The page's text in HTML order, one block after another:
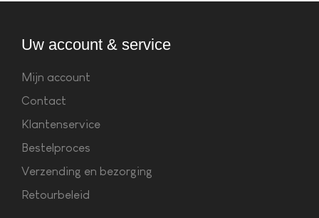
Uw account & service
Mijn account
Contact
Klantenservice
Bestelproces
Verzending en bezorging
Retourbeleid